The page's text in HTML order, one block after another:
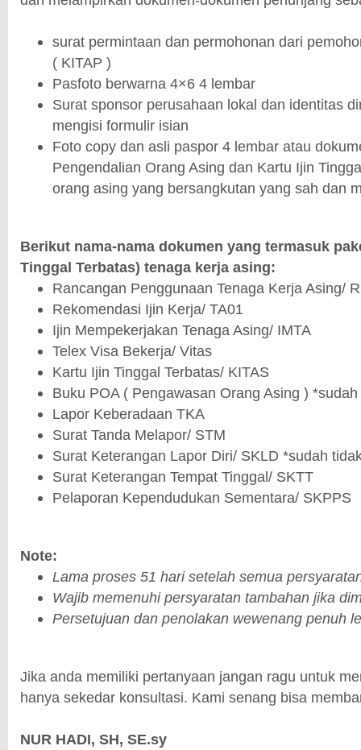
surat permintaan dan permohonan dari
( KITAP )
Pasfoto berwarna 4×6 4 lembar
Surat sponsor perusahaan lokal dan identitas
mengisi formulir isian
Foto copy dan asli paspor 4 lembar atau
Pengendalian Orang Asing dan Kartu Ijin
orang asing yang bersangkutan yang sah dan
Berikut nama-nama dokumen yang termasuk
Tinggal Terbatas) tenaga kerja asing:
Rancangan Penggunaan Tenaga Kerja Asing/
Rekomendasi Ijin Kerja/ TA01
Ijin Mempekerjakan Tenaga Asing/ IMTA
Telex Visa Bekerja/ Vitas
Kartu Ijin Tinggal Terbatas/ KITAS
Buku POA ( Pengawasan Orang Asing )
Lapor Keberadaan TKA
Surat Tanda Melapor/ STM
Surat Keterangan Lapor Diri/ SKLD *sudah
Surat Keterangan Tempat Tinggal/ SKTT
Pelaporan Kependudukan Sementara/ SKPPS
Note:
Lama proses 51 hari setelah semua
Wajib memenuhi persyaratan tambahan jika
Persetujuan dan penolakan wewenang penuh
Jika anda memiliki pertanyaan jangan ragu untuk
hanya sekedar konsultasi. Kami senang bisa
NUR HADI, SH, SE.sy